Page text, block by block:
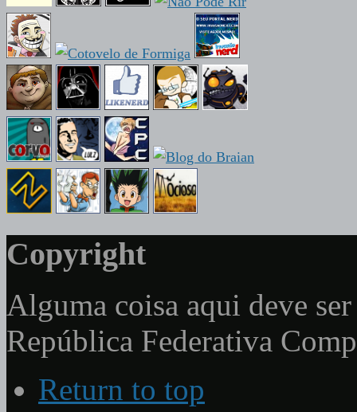
Copyright
Alguma coisa aqui deve
República Federativa
Return to top